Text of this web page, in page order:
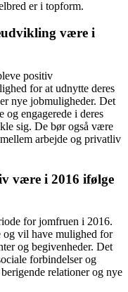
er i topform.
være i
positiv
for at udnytte deres
nye jobmuligheder. Det
engagerede i deres
sig. De bør også være
arbejde og privatliv
være i 2016 ifølge
for jomfruen i 2016.
vil have mulighed for
og begivenheder. Det
forbindelser og
relationer og nye